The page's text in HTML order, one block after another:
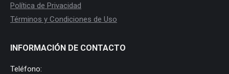
Política de Privacidad
Términos y Condiciones de Uso
INFORMACIÓN DE CONTACTO
Teléfono: